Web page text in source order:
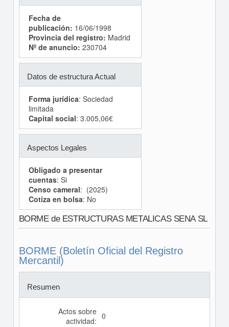
Fecha de
publicación: 16/06/1998
Provincia del registro: Madrid
Nº de anuncio: 230704
Datos de estructura Actual
Forma jurídica: Sociedad
limitada
Capital social: 3.005,06€
Aspectos Legales
Obligado a presentar
cuentas: Si
Censo cameral: (2025)
Cotiza en bolsa: No
BORME de ESTRUCTURAS METALICAS SENA SL
BORME (Boletín Oficial del Registro
Mercantil)
Resumen
Actos sobre
actividad: 0